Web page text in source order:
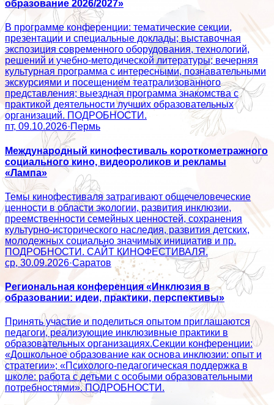
образование 2026/2027»
В программе конференции: тематические секции,
презентации и специальные доклады; выставочная
экспозиция современного оборудования, технологий,
решений и учебно-методической литературы; вечерняя
культурная программа с интересными, познавательными
экскурсиями и посещением театрализованного
представления; выездная программа знакомства с
практикой деятельности лучших образовательных
организаций. ПОДРОБНОСТИ.
пт, 09.10.2026·Пермь
Международный кинофестиваль короткометражного
социального кино, видеороликов и рекламы
«Лампа»
Темы кинофестиваля затрагивают общечеловеческие
ценности в области экологии, развития инклюзии,
преемственности семейных ценностей, сохранения
культурно-исторического наследия, развития детских,
молодежных социально значимых инициатив и пр.
ПОДРОБНОСТИ. САЙТ КИНОФЕСТИВАЛЯ.
ср, 30.09.2026·Саратов
Региональная конференция «Инклюзия в
образовании: идеи, практики, перспективы»
Принять участие и поделиться опытом приглашаются
педагоги, реализующие инклюзивные практики в
образовательных организациях.Секции конференции:
«Дошкольное образование как основа инклюзии: опыт и
стратегии»; «Психолого‑педагогическая поддержка в
школе: работа с детьми с особыми образовательными
потребностями». ПОДРОБНОСТИ.